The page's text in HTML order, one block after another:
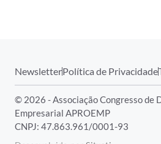
NewsletterPolítica de Privacidade
© 2026 - Associação Congresso de
Empresarial APROEMP
CNPJ: 47.863.961/0001-93